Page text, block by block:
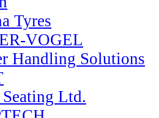
Tyres
VOGEL
Handling Solutions
Ltd.